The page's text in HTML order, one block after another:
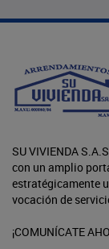
SU VIVIENDA
con un amplio
estratégicamente
vocación de
¡COMUNÍCATE